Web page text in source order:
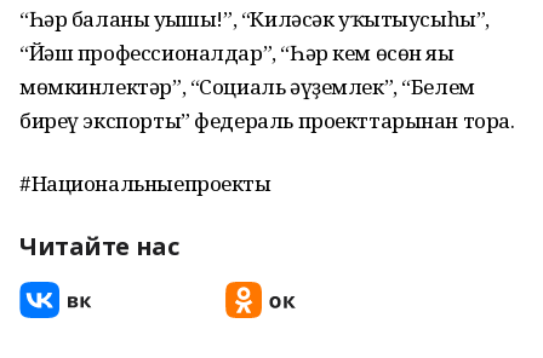
“Һәр баланың уңышы!”, “Киләсәк уҡытыусыһы”,
“Йәш профессионалдар”, “Һәр кем өсөн яңы
мөмкинлектәр”, “Социаль әүҙемлек”, “Белем
биреү экспорты” федераль проекттарынан тора.
#Национальныепроекты
Читайте нас